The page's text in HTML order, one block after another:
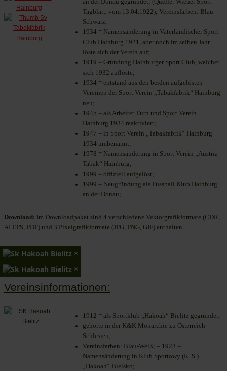
Tagblatt, vom 13.04.1922); Vereinsfarben: Blau-
Schwarz;
1934 = Namensänderung in Vaterländischer Sport
Club Hainburg 1921, aber noch im selben Jahr
löste sich der Verein auf;
1919 = Gründung Hainburger Sport Club, welcher
sich 1932 auflöste;
1934 = entstand aus den beiden aufgelösten
Vereinen der Sport Verein „Tabakfabrik“ Hainburg
neu;
1945 = als Arbeiter Turn und Sport Verein
Hainburg 1934 reaktiviert;
1947 = in Sport Verein „Tabakfabrik“ Hainburg
1934 umbenannt;
1978 = Namensänderung in Sport Verein „Austria-
Tabak“ Hainburg;
1999 = offiziell aufgelöst;
1999 = Neugründung als Fussball Klub Hainburg
an der Donau;
Download: Im Downloadpaket sind 4 verschiedene Vektorgrafikformate (CDR,
AI EPS, PDF) und 3 Pixelgrafikformate (JPG, PNG, GIF) enthalten.
×
×
Vereinsinformationen:
1912 = als Sportklub „Hakoah“ Bielitz gegründet;
gehörte in der K&K Monarchie zu Österreich-
Schlesien;
Vereinsfarben: Blau-Weiß; – 1923 =
Namensänderung in Klub Sportowy (K. S.)
„Hakoah“ Bielsko;